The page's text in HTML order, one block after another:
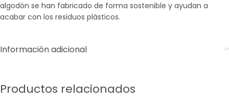
algodón se han fabricado de forma sostenible y ayudan a
acabar con los residuos plásticos.
Información adicional
Productos relacionados